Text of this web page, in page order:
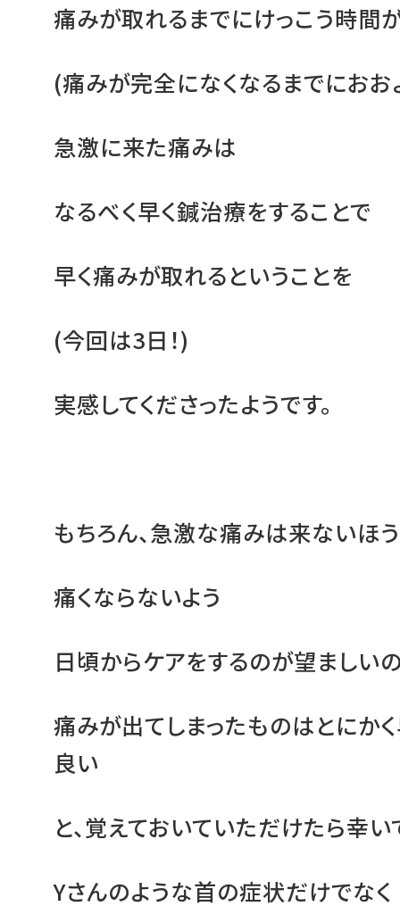
痛みが取れるまでにけっこう時間
(痛みが完全になくなるまでにお
急激に来た痛みは
なるべく早く鍼治療をすることで
早く痛みが取れるということを
(今回は3日！)
実感してくださったようです。
もちろん、急激な痛みは来ないほ
痛くならないよう
日頃からケアをするのが望ましい
痛みが出てしまったものはとにか
良い
と、覚えておいていただけたら幸い
Yさんのような首の症状だけでなく